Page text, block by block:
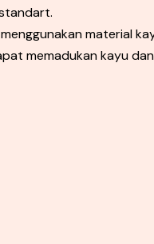
material
memadukan kayu